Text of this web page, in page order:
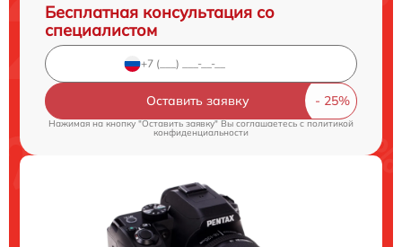
Бесплатная консультация со
специалистом
Оставить заявку
Нажимая на кнопку "Оставить заявку" Вы соглашаетесь cполитикой
конфиденциальности